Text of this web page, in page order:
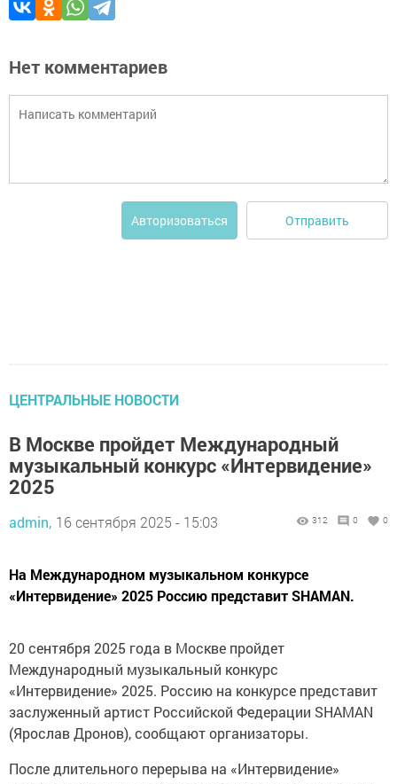
Нет комментариев
Авторизоваться Отправить
ЦЕНТРАЛЬНЫЕ НОВОСТИ
В Москве пройдет Международный
музыкальный конкурс «Интервидение»
2025
admin, 16 сентября 2025 - 15:03 312 0 0
На Международном музыкальном конкурсе
«Интервидение» 2025 Россию представит SHAMAN.
20 сентября 2025 года в Москве пройдет
Международный музыкальный конкурс
«Интервидение» 2025. Россию на конкурсе представит
заслуженный артист Российской Федерации SHAMAN
(Ярослав Дронов), сообщают организаторы.
После длительного перерыва на «Интервидение»